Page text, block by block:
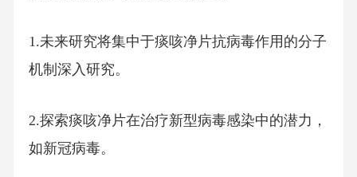
1.未来研究将集中于痰咳净片抗病毒作用的分子
机制深入研究。
2.探索痰咳净片在治疗新型病毒感染中的潜力，
如新冠病毒。